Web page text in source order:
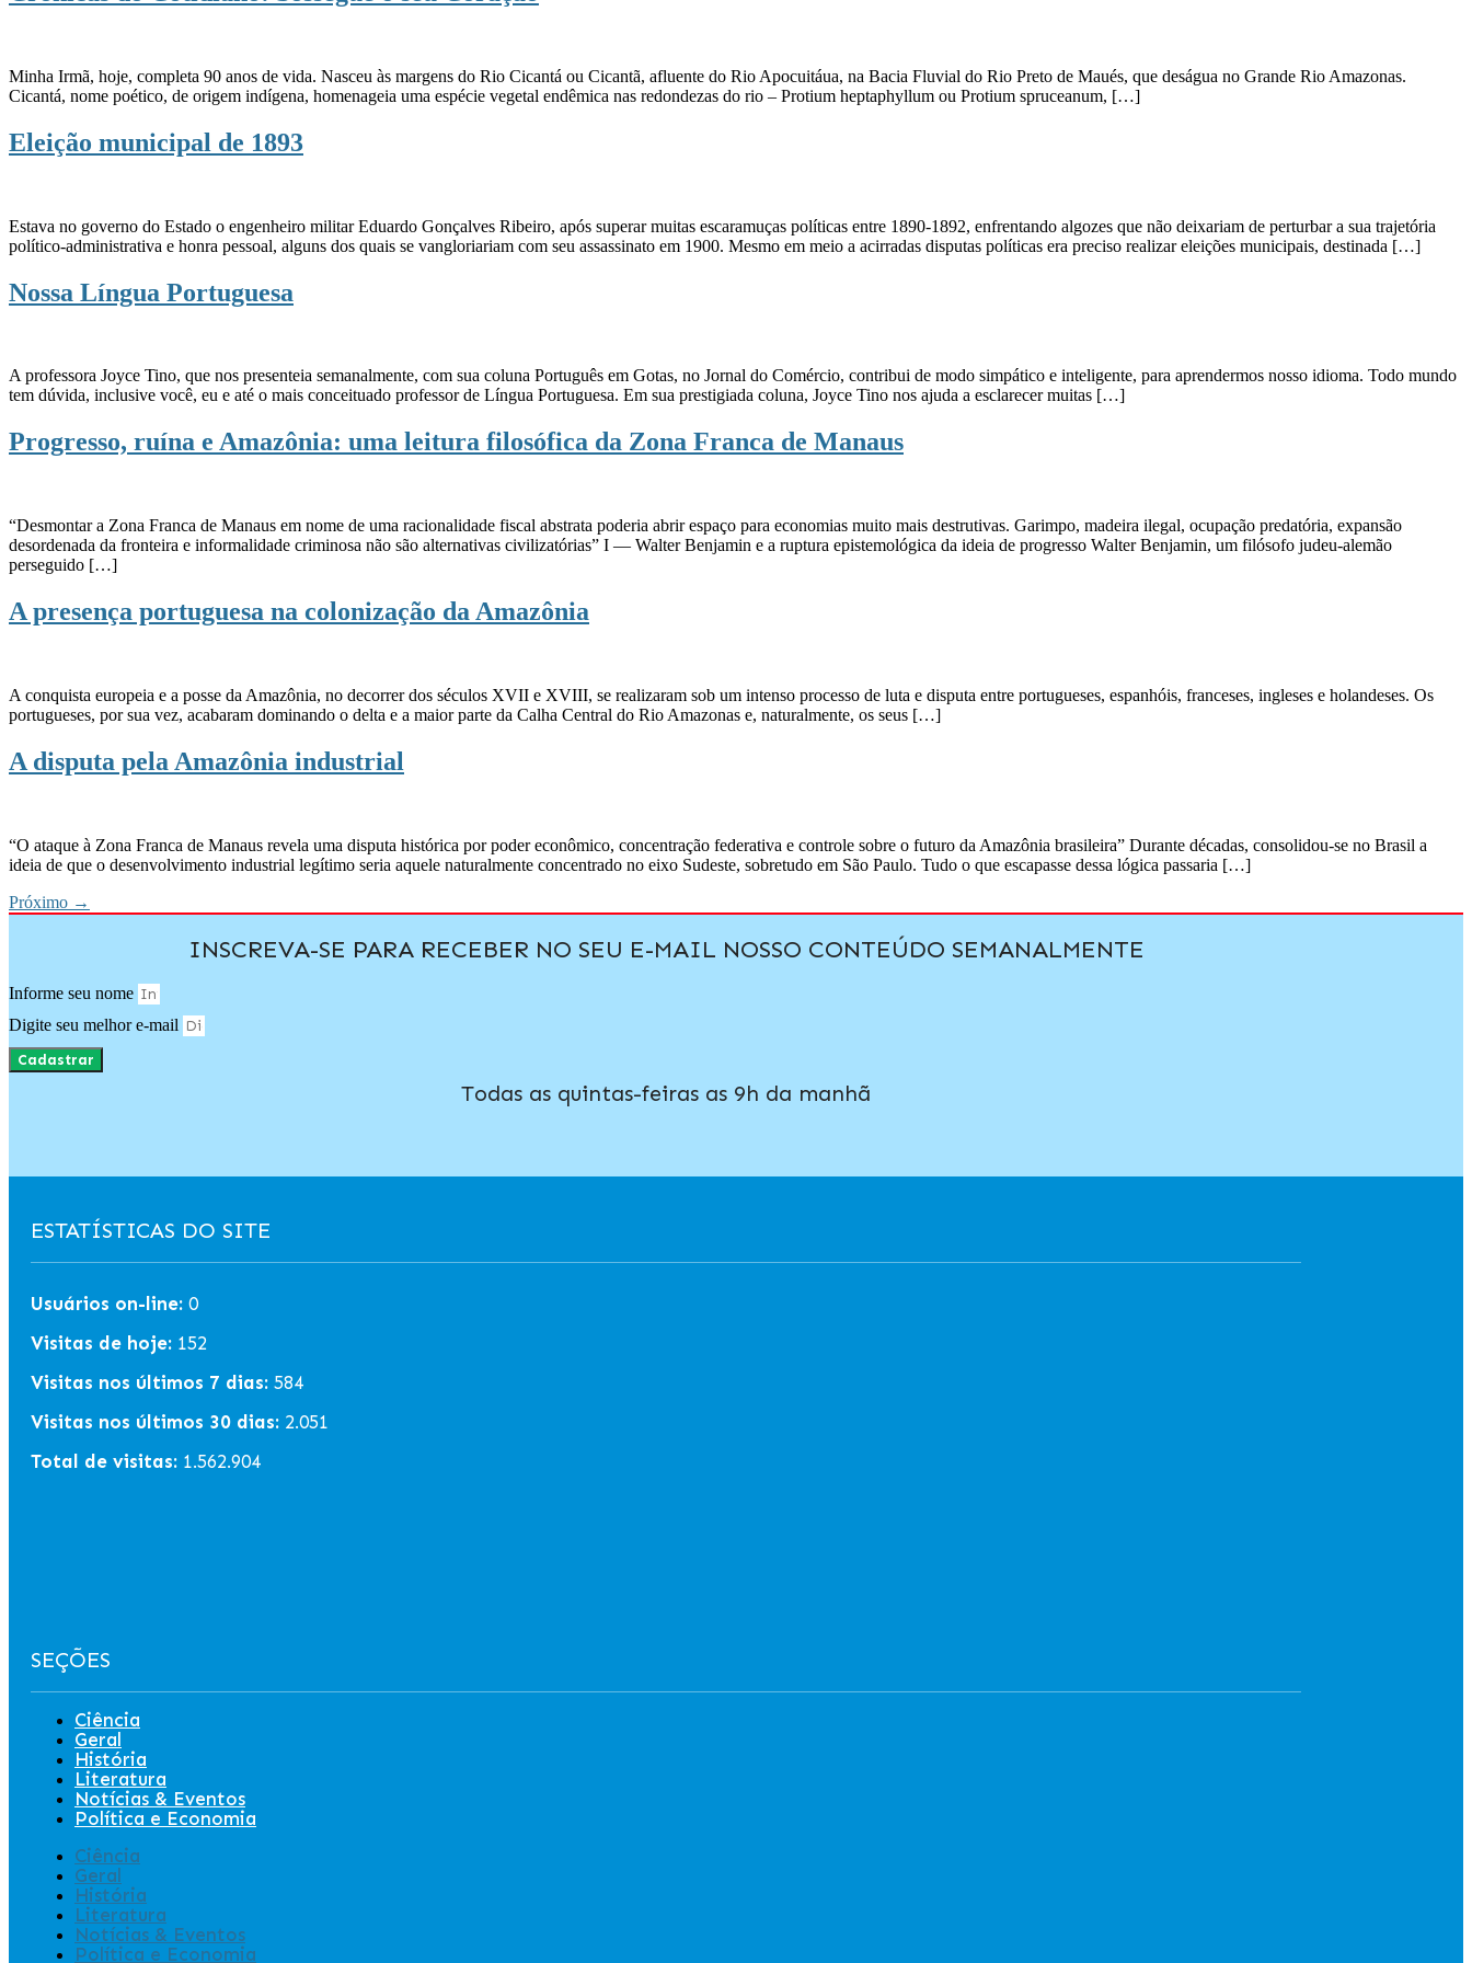
Minha Irmã, hoje, completa 90 anos de vida. Nasceu às margens do Rio Cicantá ou Cicantã, afluente do Rio Apocuitáua, na Bacia Fluvial do Rio Preto de Maués, que deságua no Grande Rio Amazonas.
Cicantá, nome poético, de origem indígena, homenageia uma espécie vegetal endêmica nas redondezas do rio – Protium heptaphyllum ou Protium spruceanum, […]
Eleição municipal de 1893
Estava no governo do Estado o engenheiro militar Eduardo Gonçalves Ribeiro, após superar muitas escaramuças políticas entre 1890-1892, enfrentando algozes que não deixariam de perturbar a sua trajetória
político-administrativa e honra pessoal, alguns dos quais se vangloriariam com seu assassinato em 1900. Mesmo em meio a acirradas disputas políticas era preciso realizar eleições municipais, destinada […]
Nossa Língua Portuguesa
A professora Joyce Tino, que nos presenteia semanalmente, com sua coluna Português em Gotas, no Jornal do Comércio, contribui de modo simpático e inteligente, para aprendermos nosso idioma. Todo mundo
tem dúvida, inclusive você, eu e até o mais conceituado professor de Língua Portuguesa. Em sua prestigiada coluna, Joyce Tino nos ajuda a esclarecer muitas […]
Progresso, ruína e Amazônia: uma leitura filosófica da Zona Franca de Manaus
“Desmontar a Zona Franca de Manaus em nome de uma racionalidade fiscal abstrata poderia abrir espaço para economias muito mais destrutivas. Garimpo, madeira ilegal, ocupação predatória, expansão
desordenada da fronteira e informalidade criminosa não são alternativas civilizatórias” I — Walter Benjamin e a ruptura epistemológica da ideia de progresso Walter Benjamin, um filósofo judeu-alemão
perseguido […]
A presença portuguesa na colonização da Amazônia
A conquista europeia e a posse da Amazônia, no decorrer dos séculos XVII e XVIII, se realizaram sob um intenso processo de luta e disputa entre portugueses, espanhóis, franceses, ingleses e holandeses. Os
portugueses, por sua vez, acabaram dominando o delta e a maior parte da Calha Central do Rio Amazonas e, naturalmente, os seus […]
A disputa pela Amazônia industrial
“O ataque à Zona Franca de Manaus revela uma disputa histórica por poder econômico, concentração federativa e controle sobre o futuro da Amazônia brasileira” Durante décadas, consolidou-se no Brasil a
ideia de que o desenvolvimento industrial legítimo seria aquele naturalmente concentrado no eixo Sudeste, sobretudo em São Paulo. Tudo o que escapasse dessa lógica passaria […]
Próximo →
INSCREVA-SE PARA RECEBER NO SEU E-MAIL NOSSO CONTEÚDO SEMANALMENTE
Informe seu nome
Digite seu melhor e-mail
Cadastrar
Todas as quintas-feiras as 9h da manhã
ESTATÍSTICAS DO SITE
Usuários on-line: 0
Visitas de hoje: 152
Visitas nos últimos 7 dias: 584
Visitas nos últimos 30 dias: 2.051
Total de visitas: 1.562.904
SEÇÕES
Ciência
Geral
História
Literatura
Notícias & Eventos
Política e Economia
Ciência
Geral
História
Literatura
Notícias & Eventos
Política e Economia